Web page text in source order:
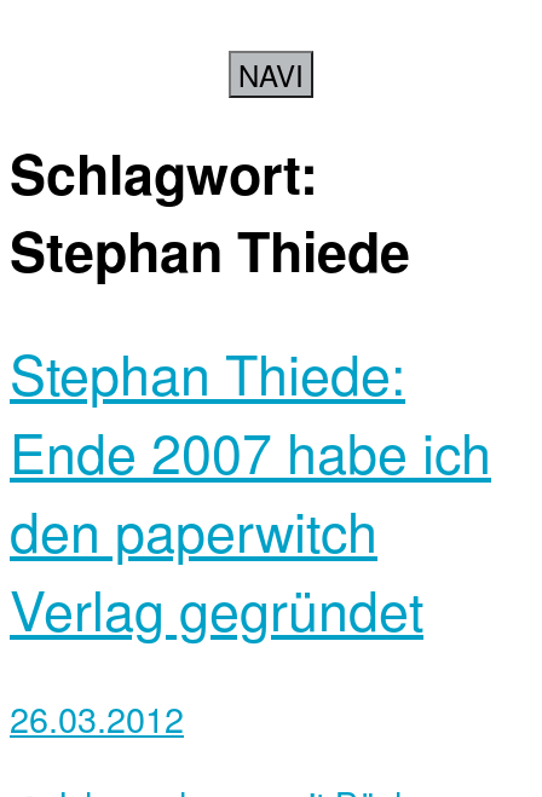
NAVI
Schlagwort:
Stephan Thiede
Stephan Thiede:
Ende 2007 habe ich
den paperwitch
Verlag gegründet
26.03.2012